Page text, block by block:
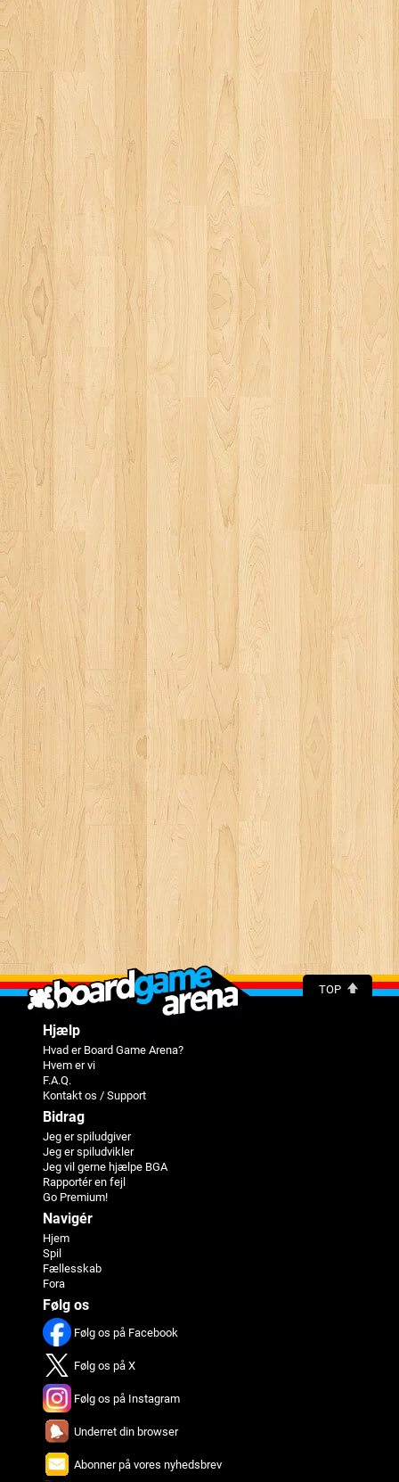
TOP
Hjælp
Hvad er Board Game Arena?
Hvem er vi
F.A.Q.
Kontakt os / Support
Bidrag
Jeg er spiludgiver
Jeg er spiludvikler
Jeg vil gerne hjælpe BGA
Rapportér en fejl
Go Premium!
Navigér
Hjem
Spil
Fællesskab
Fora
Følg os
Følg os på Facebook
Følg os på X
Følg os på Instagram
Underret din browser
Abonner på vores nyhedsbrev